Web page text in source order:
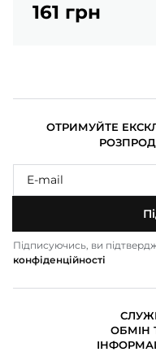
161 грн
ОТРИМУЙТЕ
Підписуючись, ви
конфіденційності
ОБМІН